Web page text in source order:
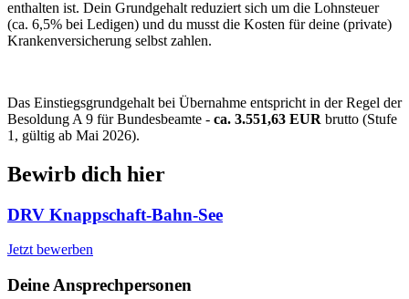
enthalten ist. Dein Grundgehalt reduziert sich um die Lohnsteuer
(ca. 6,5% bei Ledigen) und du musst die Kosten für deine (private)
Krankenversicherung selbst zahlen.
Das Einstiegsgrundgehalt bei Übernahme entspricht in der Regel der
Besoldung A 9 für Bundesbeamte - ca. 3.551,63 EUR brutto (Stufe
1, gültig ab Mai 2026).
Bewirb dich hier
DRV Knappschaft-Bahn-See
Jetzt bewerben
Deine Ansprechpersonen